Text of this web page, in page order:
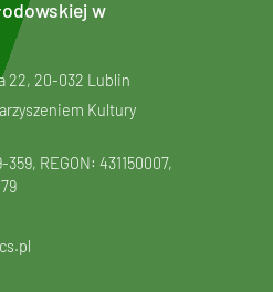
w
22, 20-032 Lublin
Kultury
REGON: 431150007,